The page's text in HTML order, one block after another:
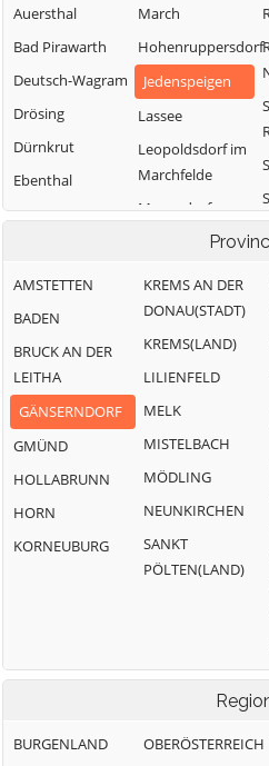
Auersthal
Bad Pirawarth
Deutsch-Wagram
Drösing
Dürnkrut
Ebenthal
Eckartsau
Gänserndorf
Glinzendorf
Groß-Enzersdorf
Groß-
Schweinbarth
March
Hohenruppersdorf
Jedenspeigen
Lassee
Leopoldsdorf im
Marchfelde
Mannsdorf an
Zaya
Obersiebenbrunn
Orth an der
Donau
AMSTETTEN
BADEN
BRUCK AN DER
LEITHA
GÄNSERNDORF
GMÜND
HOLLABRUNN
HORN
KORNEUBURG
KREMS AN DER
DONAU(STADT)
KREMS(LAND)
LILIENFELD
MELK
MISTELBACH
MÖDLING
NEUNKIRCHEN
SANKT
PÖLTEN(LAND)
BURGENLAND
OBERÖSTERREICH